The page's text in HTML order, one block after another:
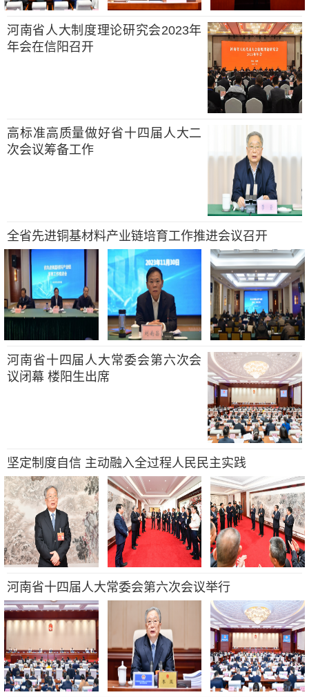
河南省人大制度理论研究会2023年
年会在信阳召开
高标准高质量做好省十四届人大二
次会议筹备工作
全省先进铜基材料产业链培育工作推进会议召开
河南省十四届人大常委会第六次会
议闭幕 楼阳生出席
坚定制度自信 主动融入全过程人民民主实践
河南省十四届人大常委会第六次会议举行